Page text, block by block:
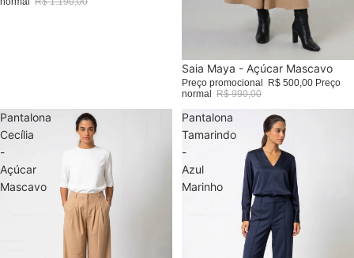
Promoção
Saia Maya - Açúcar Mascavo
Preço promocional R$ 500,00 Preço
normal
R$ 990,00
Pantalona
Cecília
-
Açúcar
Mascavo
Pantalona
Tamarindo
-
Azul
Marinho